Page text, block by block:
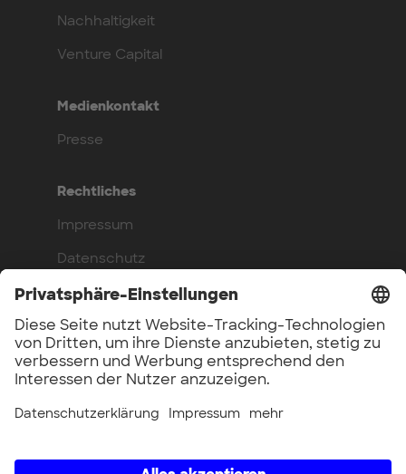
Nachhaltigkeit
Venture Capital
Medienkontakt
Presse
Rechtliches
Impressum
Datenschutz
Compliance
Arbeite bei uns
Benefits
Offene Stellen